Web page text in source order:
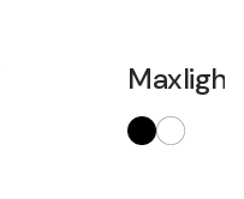
Maxlight